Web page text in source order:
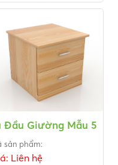
Đầu Giường Mẫu 5
sản phẩm:
Liên hệ